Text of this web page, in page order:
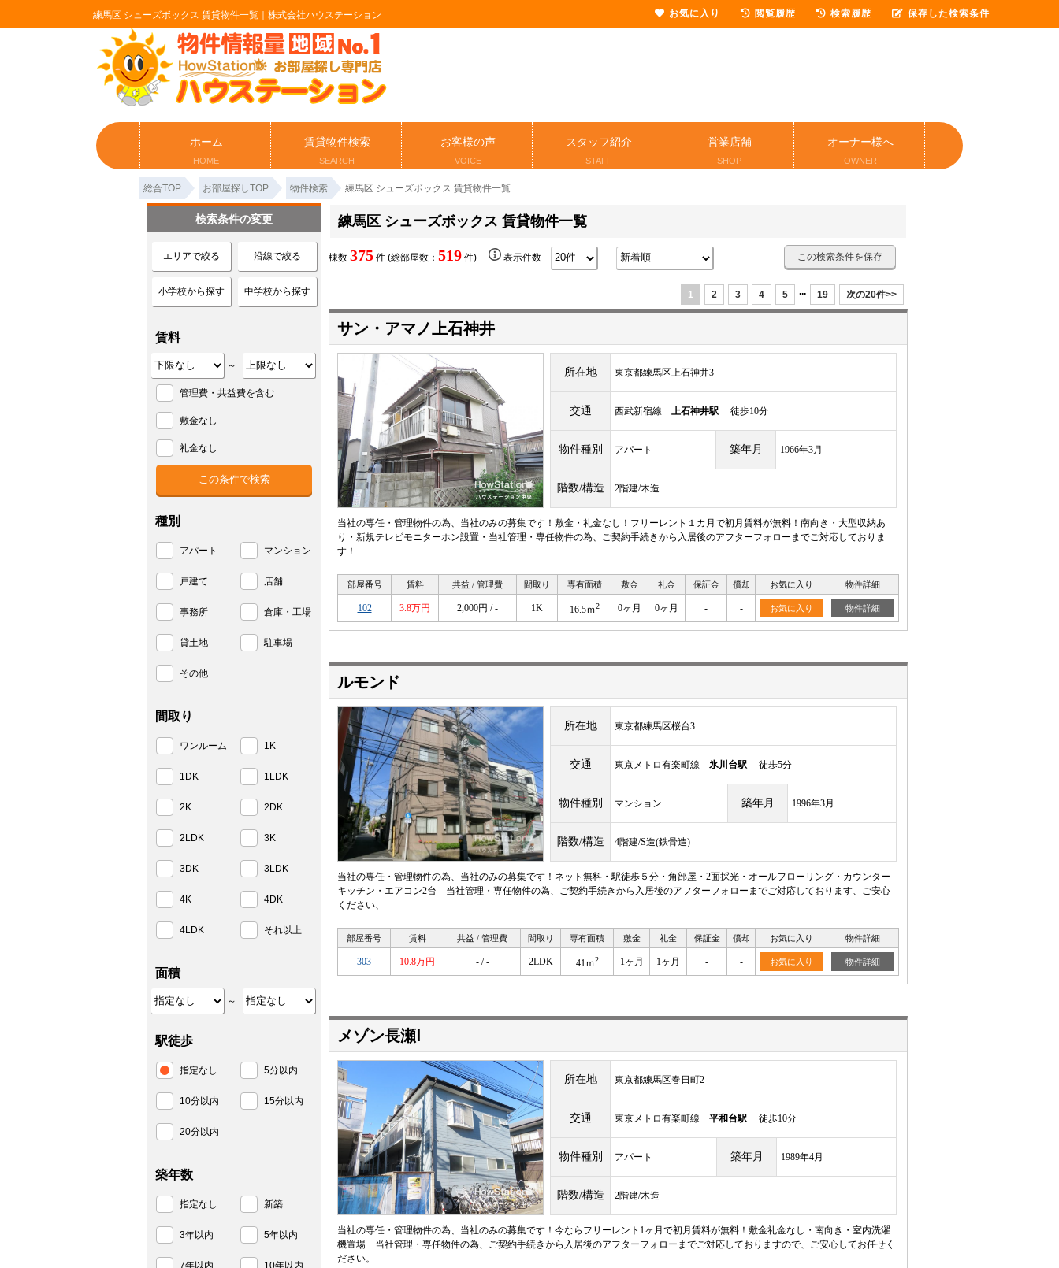
練馬区 シューズボックス 賃貸物件一覧｜株式会社ハウステーション
ホーム
HOME
賃貸物件検索
SEARCH
お客様の声
VOICE
スタッフ紹介
STAFF
営業店舗
SHOP
オーナー様へ
OWNER
総合TOP お部屋探しTOP 物件検索 練馬区 シューズボックス 賃貸物件一覧
練馬区 シューズボックス 賃貸物件一覧
棟数 375 件 (総部屋数： 519 件) 表示件数 この検索条件を保存
1 2 3 4 5 ... 19 次の20件>>
サン・アマノ上石神井
所在地 東京都練馬区上石神井3
交通 西武新宿線 上石神井駅 徒歩10分
物件種別 アパート 築年月 1966年3月
階数/構造 2階建/木造
当社の専任・管理物件の為、当社のみの募集です！敷金・礼金なし！フリーレント１カ月で初月賃料が無料！南向き・大型収納あ
り・新規テレビモニターホン設置・当社管理・専任物件の為、ご契約手続きから入居後のアフターフォローまでご対応しておりま
す！
部屋番号 賃料 共益 / 管理費 間取り 専有面積 敷金 礼金 保証金 償却 お気に入り 物件詳細
102 3.8万円 2,000円 / - 1K 16.5ｍ2 0ヶ月 0ヶ月 - - お気に入り 物件詳細
ルモンド
所在地 東京都練馬区桜台3
交通 東京メトロ有楽町線 氷川台駅 徒歩5分
物件種別 マンション 築年月 1996年3月
階数/構造 4階建/S造(鉄骨造)
当社の専任・管理物件の為、当社のみの募集です！ネット無料・駅徒歩５分・角部屋・2面採光・オールフローリング・カウンター
キッチン・エアコン2台 当社管理・専任物件の為、ご契約手続きから入居後のアフターフォローまでご対応しております、ご安心
ください、
部屋番号 賃料 共益 / 管理費 間取り 専有面積 敷金 礼金 保証金 償却 お気に入り 物件詳細
303 10.8万円 - / - 2LDK 41ｍ2 1ヶ月 1ヶ月 - - お気に入り 物件詳細
メゾン長瀬Ⅰ
所在地 東京都練馬区春日町2
交通 東京メトロ有楽町線 平和台駅 徒歩10分
物件種別 アパート 築年月 1989年4月
階数/構造 2階建/木造
当社の専任・管理物件の為、当社のみの募集です！今ならフリーレント1ヶ月で初月賃料が無料！敷金礼金なし・南向き・室内洗濯
機置場 当社管理・専任物件の為、ご契約手続きから入居後のアフターフォローまでご対応しておりますので、ご安心してお任せく
ださい。
検索条件の変更
エリアで絞る 沿線で絞る
小学校から探す 中学校から探す
賃料
～
管理費・共益費を含む
敷金なし
礼金なし
種別
アパート マンション
戸建て 店舗
事務所 倉庫・工場
貸土地 駐車場
その他
間取り
ワンルーム 1K
1DK 1LDK
2K 2DK
2LDK 3K
3DK 3LDK
4K 4DK
4LDK それ以上
面積
～
駅徒歩
指定なし 5分以内
10分以内 15分以内
20分以内
築年数
指定なし 新築
3年以内 5年以内
7年以内 10年以内
お気に入り 閲覧履歴 検索履歴 保存した検索条件